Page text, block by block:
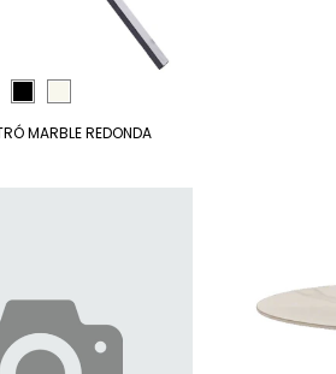
MARBLE REDONDA